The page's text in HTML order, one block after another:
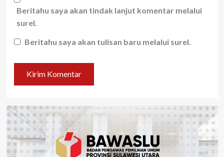
Beritahu saya akan tindak lanjut komentar melalui
surel.
Beritahu saya akan tulisan baru melalui surel.